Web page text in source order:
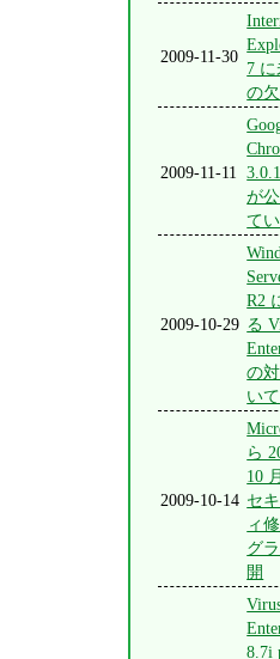
2009-11-30
7
の
2009-11-11
が
て
2009-10-29
R2
る
の
いて
2009-10-14
ら
10
セ
ィ
グ
開
8.7i